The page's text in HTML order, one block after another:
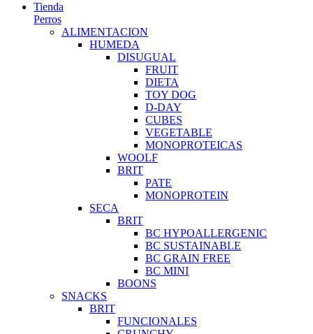
Tienda
Perros
ALIMENTACION
HUMEDA
DISUGUAL
FRUIT
DIETA
TOY DOG
D-DAY
CUBES
VEGETABLE
MONOPROTEICAS
WOOLF
BRIT
PATE
MONOPROTEIN
SECA
BRIT
BC HYPOALLERGENIC
BC SUSTAINABLE
BC GRAIN FREE
BC MINI
BOONS
SNACKS
BRIT
FUNCIONALES